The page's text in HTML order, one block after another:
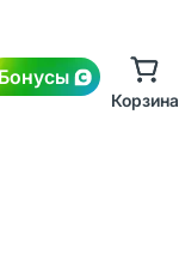
Корзина